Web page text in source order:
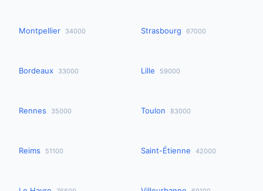
Montpellier 34000 Strasbourg 67000
Bordeaux 33000 Lille 59000
Rennes 35000 Toulon 83000
Reims 51100 Saint-Étienne 42000